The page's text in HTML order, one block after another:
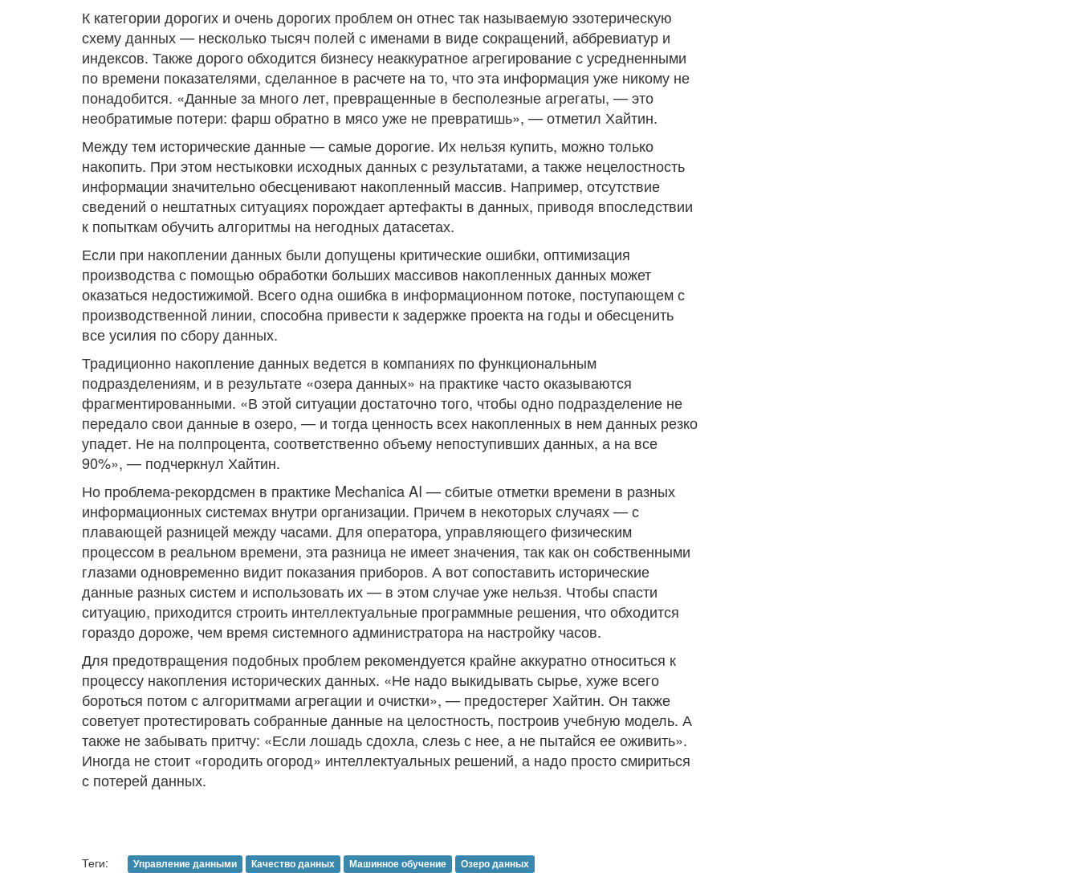
К категории дорогих и очень дорогих проблем он отнес так называемую эзотерическую
схему данных — несколько тысяч полей с именами в виде сокращений, аббревиатур и
индексов. Также дорого обходится бизнесу неаккуратное агрегирование с усредненными
по времени показателями, сделанное в расчете на то, что эта информация уже никому не
понадобится. «Данные за много лет, превращенные в бесполезные агрегаты, — это
необратимые потери: фарш обратно в мясо уже не превратишь», — отметил Хайтин.
Между тем исторические данные — самые дорогие. Их нельзя купить, можно только
накопить. При этом нестыковки исходных данных с результатами, а также нецелостность
информации значительно обесценивают накопленный массив. Например, отсутствие
сведений о нештатных ситуациях порождает артефакты в данных, приводя впоследствии
к попыткам обучить алгоритмы на негодных датасетах.
Если при накоплении данных были допущены критические ошибки, оптимизация
производства с помощью обработки больших массивов накопленных данных может
оказаться недостижимой. Всего одна ошибка в информационном потоке, поступающем с
производственной линии, способна привести к задержке проекта на годы и обесценить
все усилия по сбору данных.
Традиционно накопление данных ведется в компаниях по функциональным
подразделениям, и в результате «озера данных» на практике часто оказываются
фрагментированными. «В этой ситуации достаточно того, чтобы одно подразделение не
передало свои данные в озеро, — и тогда ценность всех накопленных в нем данных резко
упадет. Не на полпроцента, соответственно объему непоступивших данных, а на все
90%», — подчеркнул Хайтин.
Но проблема-рекордсмен в практике Mechanica AI — сбитые отметки времени в разных
информационных системах внутри организации. Причем в некоторых случаях — с
плавающей разницей между часами. Для оператора, управляющего физическим
процессом в реальном времени, эта разница не имеет значения, так как он собственными
глазами одновременно видит показания приборов. А вот сопоставить исторические
данные разных систем и использовать их — в этом случае уже нельзя. Чтобы спасти
ситуацию, приходится строить интеллектуальные программные решения, что обходится
гораздо дороже, чем время системного администратора на настройку часов.
Для предотвращения подобных проблем рекомендуется крайне аккуратно относиться к
процессу накопления исторических данных. «Не надо выкидывать сырье, хуже всего
бороться потом с алгоритмами агрегации и очистки», — предостерег Хайтин. Он также
советует протестировать собранные данные на целостность, построив учебную модель. А
также не забывать притчу: «Если лошадь сдохла, слезь с нее, а не пытайся ее оживить».
Иногда не стоит «городить огород» интеллектуальных решений, а надо просто смириться
с потерей данных.
Теги: Управление данными Качество данных Машинное обучение Озеро данных